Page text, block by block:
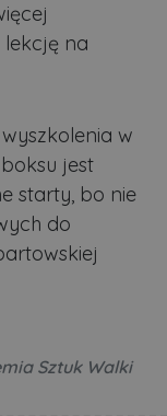
lekcję na
w
jest
starty, bo nie
do
Sztuk Walki